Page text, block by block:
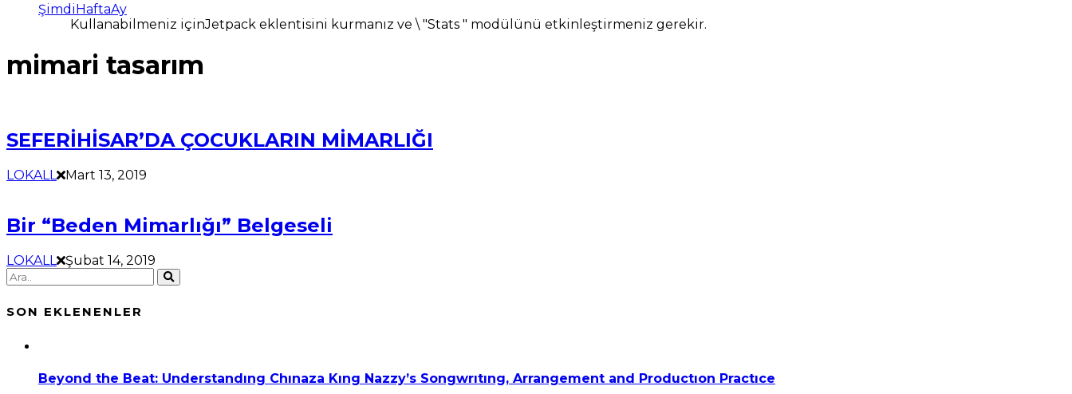
ŞimdiHaftaAy
Kullanabilmeniz içinJetpack eklentisini kurmanız ve \ "Stats " modülünü etkinleştirmeniz gerekir.
mimari tasarım
SEFERİHİSAR’DA ÇOCUKLARIN MİMARLIĞI
LOKALL Mart 13, 2019
Bir “Beden Mimarlığı” Belgeseli
LOKALL Şubat 14, 2019
SON EKLENENLER
Beyond the Beat: Understandıng Chınaza Kıng Nazzy’s Songwrıtıng, Arrangement and Productıon Practıce